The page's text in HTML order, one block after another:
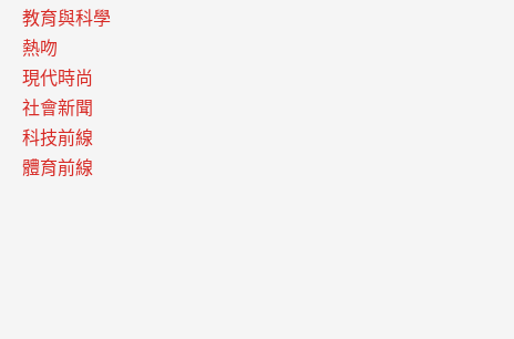
教育與科學
熱吻
現代時尚
社會新聞
科技前線
體育前線